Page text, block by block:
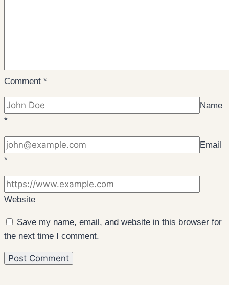
Comment *
Name
*
Email
*
Website
Save my name, email, and website in this browser for
the next time I comment.